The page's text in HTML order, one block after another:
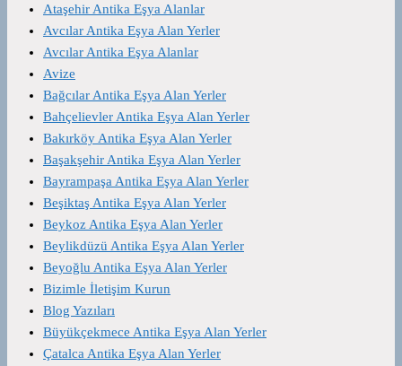
Ataşehir Antika Eşya Alanlar
Avcılar Antika Eşya Alan Yerler
Avcılar Antika Eşya Alanlar
Avize
Bağcılar Antika Eşya Alan Yerler
Bahçelievler Antika Eşya Alan Yerler
Bakırköy Antika Eşya Alan Yerler
Başakşehir Antika Eşya Alan Yerler
Bayrampaşa Antika Eşya Alan Yerler
Beşiktaş Antika Eşya Alan Yerler
Beykoz Antika Eşya Alan Yerler
Beylikdüzü Antika Eşya Alan Yerler
Beyoğlu Antika Eşya Alan Yerler
Bizimle İletişim Kurun
Blog Yazıları
Büyükçekmece Antika Eşya Alan Yerler
Çatalca Antika Eşya Alan Yerler